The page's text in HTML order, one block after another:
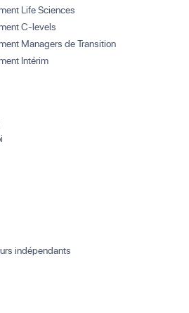
Life Sciences
C-levels
Managers de Transition
Intérim
indépendants